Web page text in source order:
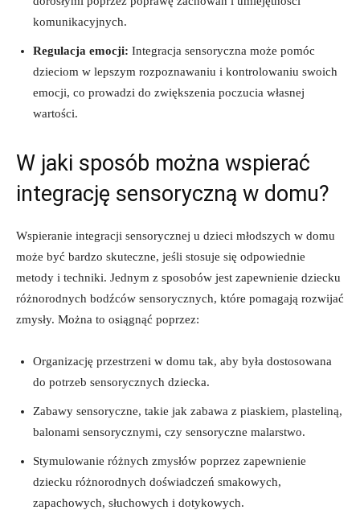
komunikacyjnych.
Regulacja ⁤emocji: Integracja ‌sensoryczna może pomóc
⁢dzieciom‌ w lepszym rozpoznawaniu ​i kontrolowaniu swoich
emocji,⁢ co prowadzi do⁢ zwiększenia poczucia ‍własnej​
wartości.
W jaki ⁢sposób można wspierać
integrację sensoryczną w domu?
Wspieranie integracji ‍sensorycznej u dzieci‌ młodszych w‌ domu
może być bardzo skuteczne, jeśli stosuje się⁣ odpowiednie
metody i techniki. Jednym z⁢ sposobów‍ jest zapewnienie dziecku
różnorodnych bodźców sensorycznych, które pomagają rozwijać
zmysły. Można to osiągnąć⁤ poprzez:
Organizację ⁤przestrzeni ‌w domu tak, aby była dostosowana​
do potrzeb ​sensorycznych dziecka.
Zabawy⁢ sensoryczne, takie jak⁣ zabawa‌ z piaskiem, plasteliną,
balonami sensorycznymi, czy sensoryczne malarstwo.
Stymulowanie ⁤różnych zmysłów⁤ poprzez zapewnienie
dziecku różnorodnych doświadczeń smakowych, ​
zapachowych,⁤ słuchowych i dotykowych.